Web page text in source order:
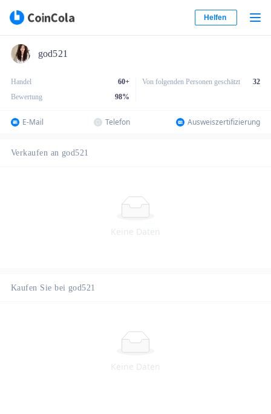
Helfen
god521
Handel
60+
Bewertung
98%
Von folgenden Personen geschätzt 32
E-Mail Telefon Ausweiszertifizierung
Verkaufen an god521
Keine Daten
Kaufen Sie bei god521
Keine Daten